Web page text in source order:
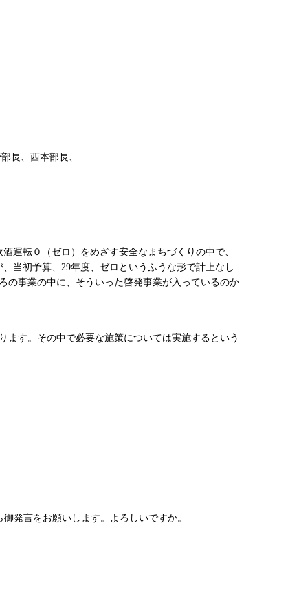
、西本部長、
運転０（ゼロ）をめざす安全なまちづくりの中で、
当初予算、29年度、ゼロというふうな形で計上なし
の事業の中に、そういった啓発事業が入っているのか
す。その中で必要な施策については実施するという
発言をお願いします。よろしいですか。